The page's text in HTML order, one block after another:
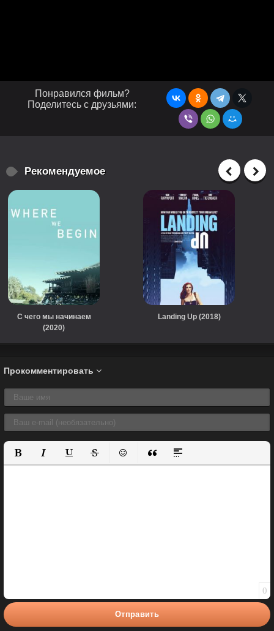
Понравился фильм?
Поделитесь с друзьями:
Рекомендуемое
С чего мы начинаем
(2020)
Landing Up (2018)
Прокомментировать
Полужирный
КурсивПодчеркнутый
ЗачеркнутыйВставить смайлик
Вставка цитаты
Вставка спойлера
0
Отправить